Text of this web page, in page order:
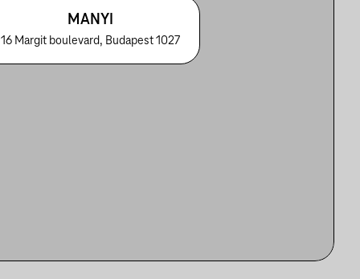
MANYI
16 Margit boulevard, Budapest 1027